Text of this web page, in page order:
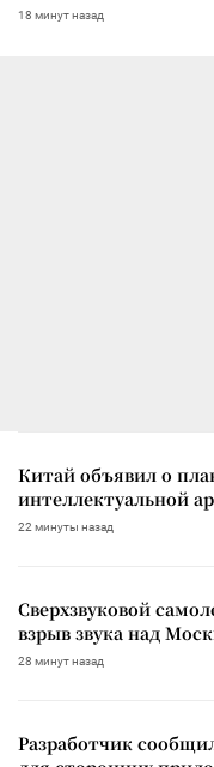
18 минут назад
Китай объявил о
интеллектуальной
22 минуты назад
Сверхзвуковой
взрыв звука над
28 минут назад
Разработчик